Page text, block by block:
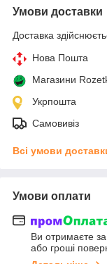
Умови доставки
Доставка
Нова Пошта
Магазини
Укрпошта
Самовивіз
Всі умови
Умови оплати
Ви отримаєте
або гроші